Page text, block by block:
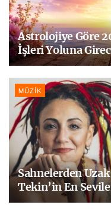
Astrolojiye Göre
İşleri Yoluna
MÜZIK
Sahnelerden
Tekin’in En